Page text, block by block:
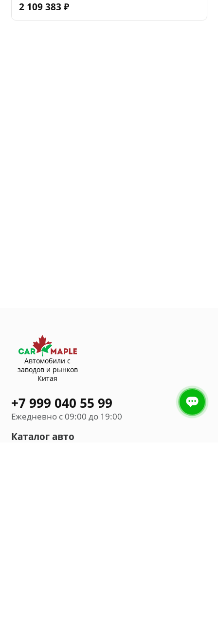
2 109 383 ₽
Автомобили с
заводов и рынков
Китая
+7 999 040 55 99
Ежедневно с 09:00 до 19:00
Каталог авто